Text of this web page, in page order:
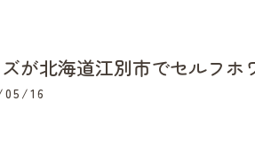
が北海道江別市でセルフ
05/16